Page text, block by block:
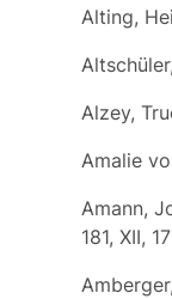
Alting,
Alzey,
Amalie
Amann,
181, XII,